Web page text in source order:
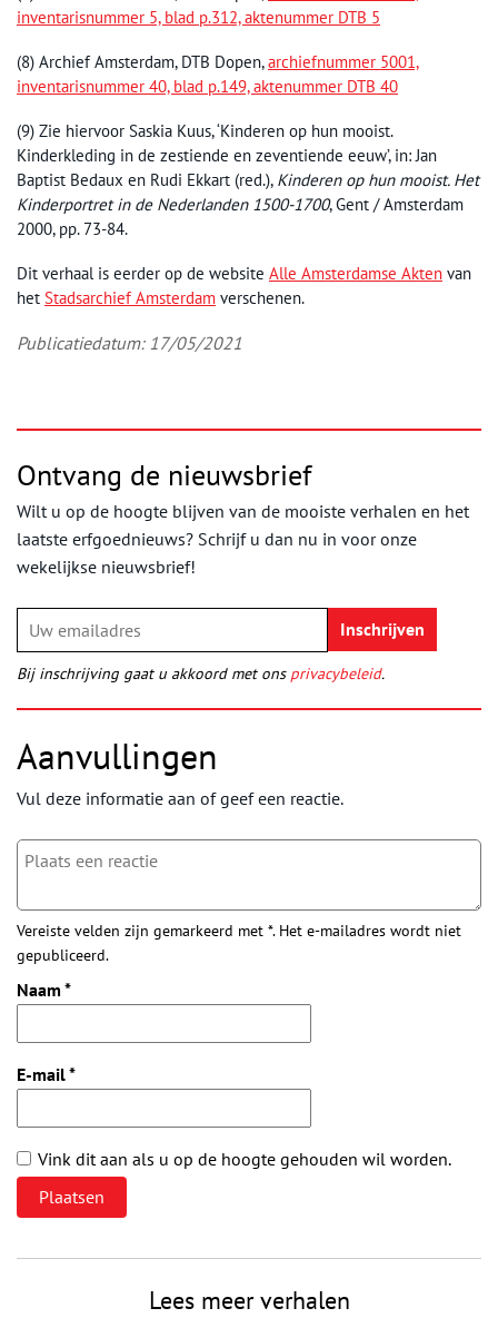
inventarisnummer 5, blad p.312, aktenummer DTB 5
(8) Archief Amsterdam, DTB Dopen,archiefnummer 5001,
inventarisnummer 40, blad p.149, aktenummer DTB 40
(9) Zie hiervoor Saskia Kuus, ‘Kinderen op hun mooist.
Kinderkleding in de zestiende en zeventiende eeuw’, in: Jan
Baptist Bedaux en Rudi Ekkart (red.), Kinderen op hun mooist. Het
Kinderportret in de Nederlanden 1500-1700, Gent / Amsterdam
2000, pp. 73-84.
Dit verhaal is eerder op de website Alle Amsterdamse Akten van
het Stadsarchief Amsterdam verschenen.
Publicatiedatum: 17/05/2021
Ontvang de nieuwsbrief
Wilt u op de hoogte blijven van de mooiste verhalen en het
laatste erfgoednieuws? Schrijf u dan nu in voor onze
wekelijkse nieuwsbrief!
Bij inschrijving gaat u akkoord met ons privacybeleid.
Aanvullingen
Vul deze informatie aan of geef een reactie.
Vereiste velden zijn gemarkeerd met *. Het e-mailadres wordt niet
gepubliceerd.
Naam *
E-mail*
Vink dit aan als u op de hoogte gehouden wil worden.
Lees meer verhalen